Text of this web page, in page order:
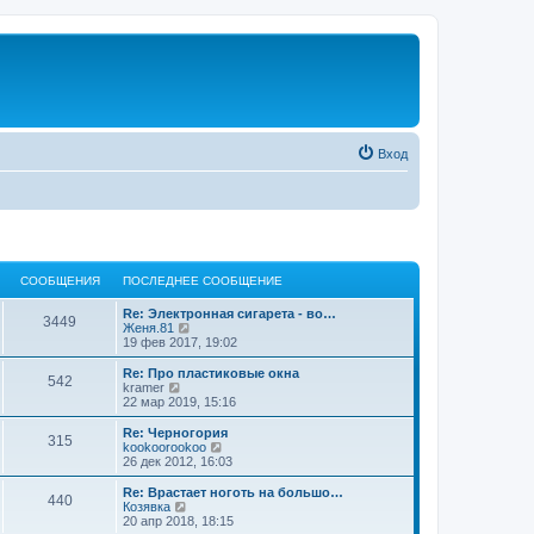
Вход
СООБЩЕНИЯ ПОСЛЕДНЕЕ СООБЩЕНИЕ
3449
Re: Электронная сигарета - во…
Женя.81
е
р
е
т
и
п
о
с
е
н
19 фев 2017, 19:02
542
Re: Про пластиковые окна
kramer
е
р
е
й
т
п
о
с
22 мар 2019, 15:16
315
Re: Черногория
kookoorookoo
е
р
е
т
26 дек 2012, 16:03
440
Re: Врастает ноготь на большо…
Козявка
е
20 апр 2018, 18:15